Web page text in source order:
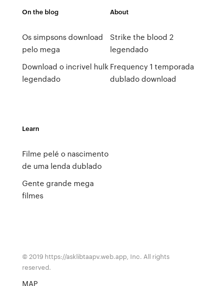
On the blog
Os simpsons download
pelo mega
Download o incrivel hulk
legendado
About
Strike the blood 2
legendado
Frequency 1 temporada
dublado download
Learn
Filme pelé o nascimento
de uma lenda dublado
Gente grande mega
filmes
© 2019 https://asklibtaapv.web.app, Inc. All rights
reserved.
MAP